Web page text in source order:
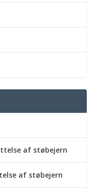
af støbejern
af støbejern